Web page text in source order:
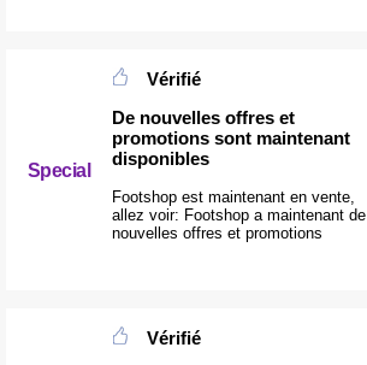
Special
Vérifié
De nouvelles offres et
promotions sont maintenant
disponibles
Footshop est maintenant en vente,
allez voir: Footshop a maintenant de
nouvelles offres et promotions
Vérifié